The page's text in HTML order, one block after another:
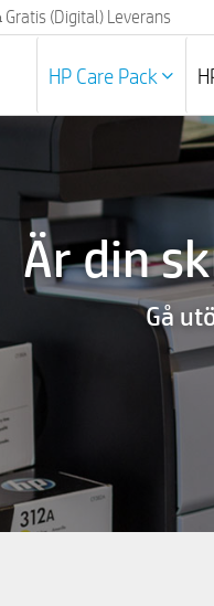
Gratis (Digital) Leverans
HP Care Pack
Är din
Gå